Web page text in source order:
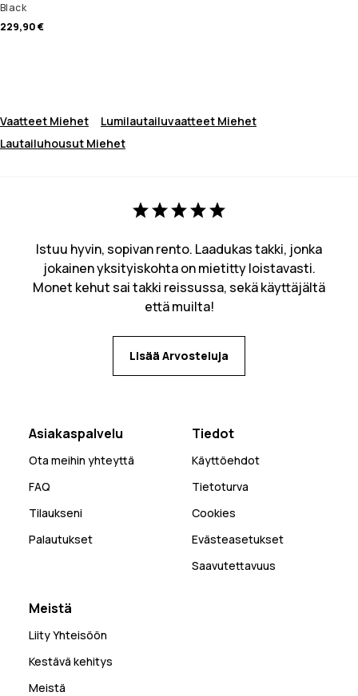
Black
229,90 €
Vaatteet Miehet
Lumilautailuvaatteet Miehet
Lautailuhousut Miehet
Istuu hyvin, sopivan rento. Laadukas takki, jonka
jokainen yksityiskohta on mietitty loistavasti.
Monet kehut sai takki reissussa, sekä käyttäjältä
että muilta!
Lisää Arvosteluja
Asiakaspalvelu
Ota meihin yhteyttä
FAQ
Tilaukseni
Palautukset
Tiedot
Käyttöehdot
Tietoturva
Cookies
Evästeasetukset
Saavutettavuus
Meistä
Liity Yhteisöön
Kestävä kehitys
Meistä